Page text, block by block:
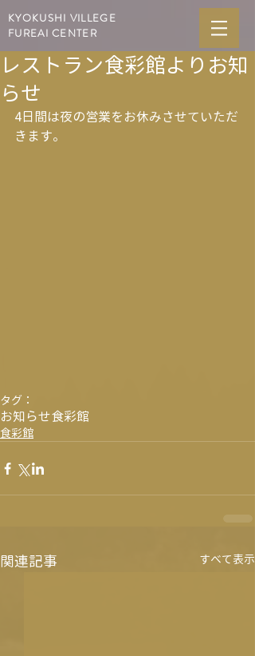
KYOKUSHI VILLEGE
FUREAI CENTER
レストラン食彩館よりお知
らせ
4日間は夜の営業をお休みさせていただ
きます。
タグ：
お知らせ食彩館
食彩館
関連記事 すべて表示